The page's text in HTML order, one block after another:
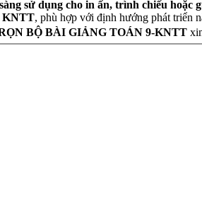
sử dụng cho in ấn, trình chiếu hoặc
KNTT, phù hợp với định hướng phát triển
BỘ BÀI GIẢNG TOÁN 9-KNTT